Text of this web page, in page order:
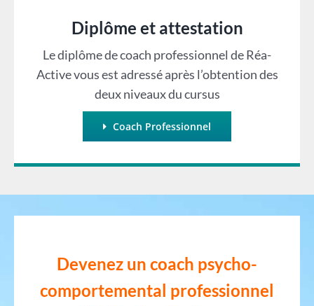
Diplôme et attestation
Le diplôme de coach professionnel de Réa-
Active vous est adressé après l’obtention des
deux niveaux du cursus
Coach Professionnel
Devenez un coach psycho-
comportemental professionnel